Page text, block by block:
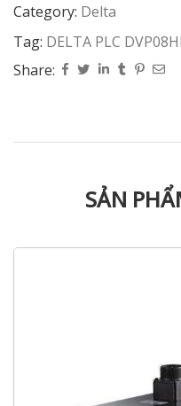
Category: Delta
Tag: DELTA PLC
Share:
SẢN